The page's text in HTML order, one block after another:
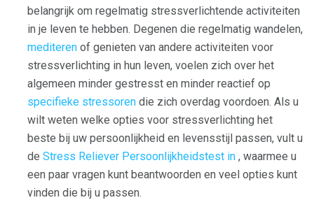
belangrijk om regelmatig stressverlichtende activiteiten
in je leven te hebben. Degenen die regelmatig wandelen,
mediteren of genieten van andere activiteiten voor
stressverlichting in hun leven, voelen zich over het
algemeen minder gestresst en minder reactief op
specifieke stressoren die zich overdag voordoen. Als u
wilt weten welke opties voor stressverlichting het
beste bij uw persoonlijkheid en levensstijl passen, vult u
de Stress Reliever Persoonlijkheidstest in , waarmee u
een paar vragen kunt beantwoorden en veel opties kunt
vinden die bij u passen.